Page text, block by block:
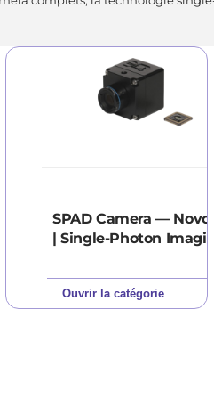
SPAD Camera —
| Single-Photon
Ouvrir la catégorie